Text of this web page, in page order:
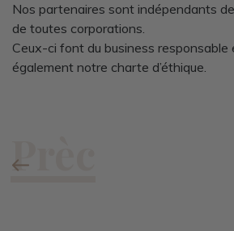
Nos partenaires sont indépendants
de toutes corporations.
Ceux-ci font du business
également notre charte d’éthique.